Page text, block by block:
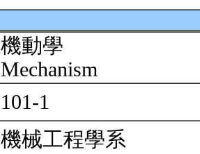
機動學
Mechanism
101-1
機械工程學系